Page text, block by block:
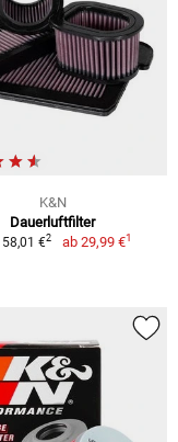
K&N
Dauerluftfilter
58,01 €2 ab 29,99 €1